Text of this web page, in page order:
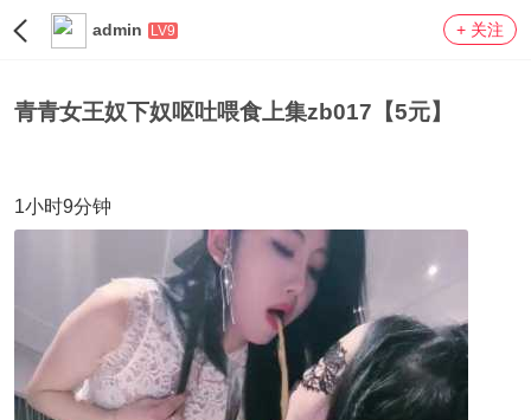
admin LV9 + 关注
青青女王奴下奴呕吐喂食上集zb017【5元】
1小时9分钟